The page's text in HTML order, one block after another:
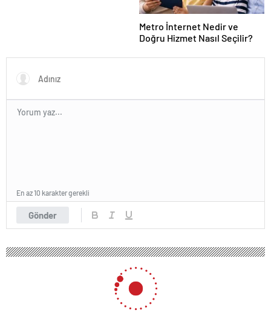
Metro İnternet Nedir ve
Doğru Hizmet Nasıl Seçilir?
Gönder
En az 10 karakter gerekli